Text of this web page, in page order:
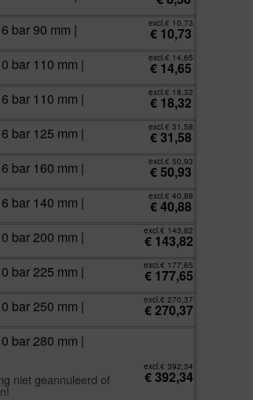
bar 90 mm | excl.€ 10,73
€ 10,73
bar 110 mm | excl.€ 14,65
€ 14,65
bar 110 mm | excl.€ 18,32
€ 18,32
bar 125 mm | excl.€ 31,58
€31,58
bar 160 mm | excl.€ 50,93
€50,93
bar 140 mm | excl.€ 40,88
€40,88
bar 200 mm | excl.€ 143,82
€ 143,82
bar 225 mm | excl.€ 177,65
€ 177,65
bar 250 mm | excl.€ 270,37
€270,37
bar 280 mm |
excl.€ 392,34
€392,34
niet geannuleerd of